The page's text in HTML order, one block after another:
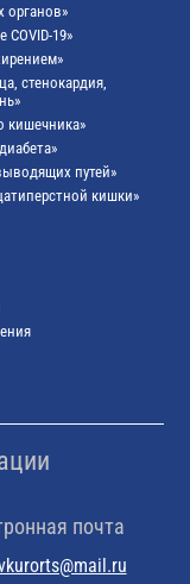
органов»
19»
стенокардия,
кишечника»
путей»
кишки»
почта